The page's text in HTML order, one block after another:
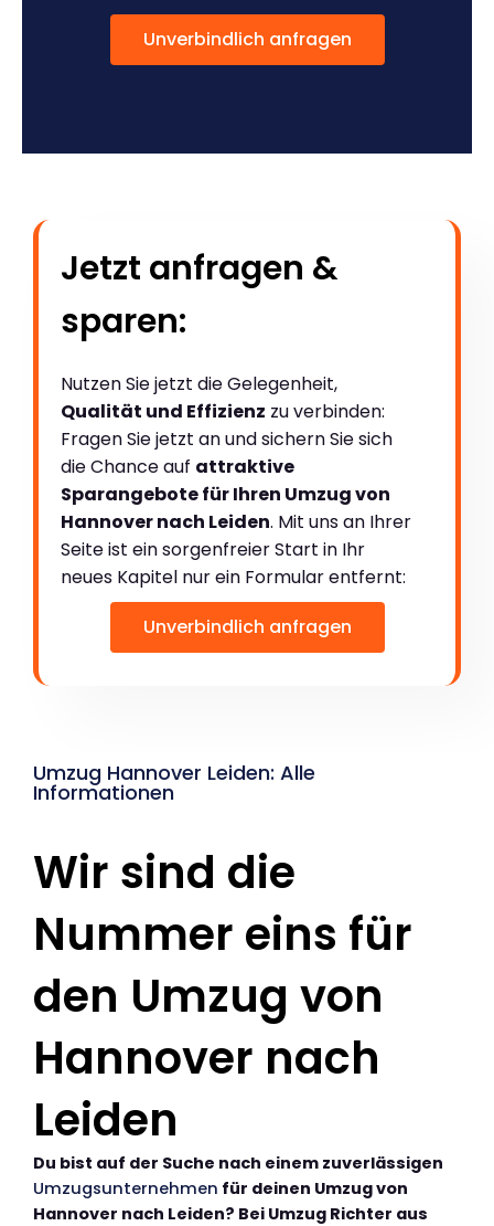
Unverbindlich anfragen
Jetzt anfragen &
sparen:
Nutzen Sie jetzt die Gelegenheit,
Qualität und Effizienz zu verbinden:
Fragen Sie jetzt an und sichern Sie sich
die Chance auf attraktive
Sparangebote für Ihren Umzug von
Hannover nach Leiden. Mit uns an Ihrer
Seite ist ein sorgenfreier Start in Ihr
neues Kapitel nur ein Formular entfernt:
Unverbindlich anfragen
Umzug Hannover Leiden: Alle
Informationen
Wir sind die
Nummer eins für
den Umzug von
Hannover nach
Leiden
Du bist auf der Suche nach einem zuverlässigen
Umzugsunternehmen für deinen Umzug von
Hannover nach Leiden? Bei Umzug Richter aus